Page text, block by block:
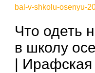
bal-v-shkolu-osenyu-
Что одеть
в школу
| Ирафская